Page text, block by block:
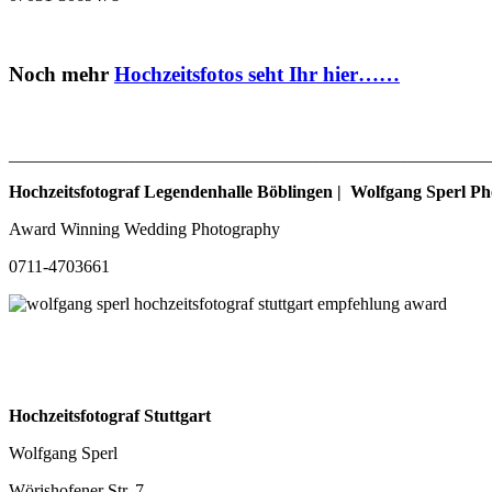
Noch mehr Hochzeitsfotos seht Ihr hier……
Hochzeitsfotograf Legendenhalle Böblingen | Wolfgang Sperl
Award Winning Wedding Photography
0711-4703661
Hochzeitsfotograf Stuttgart
Wolfgang Sperl